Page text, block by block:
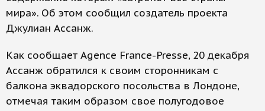
мира». Об этом сообщил создатель проекта
Джулиан Ассанж.
Как сообщает Agence France-Presse, 20 декабря
Ассанж обратился к своим сторонникам с
балкона эквадорского посольства в Лондоне,
отмечая таким образом свое полугодовое